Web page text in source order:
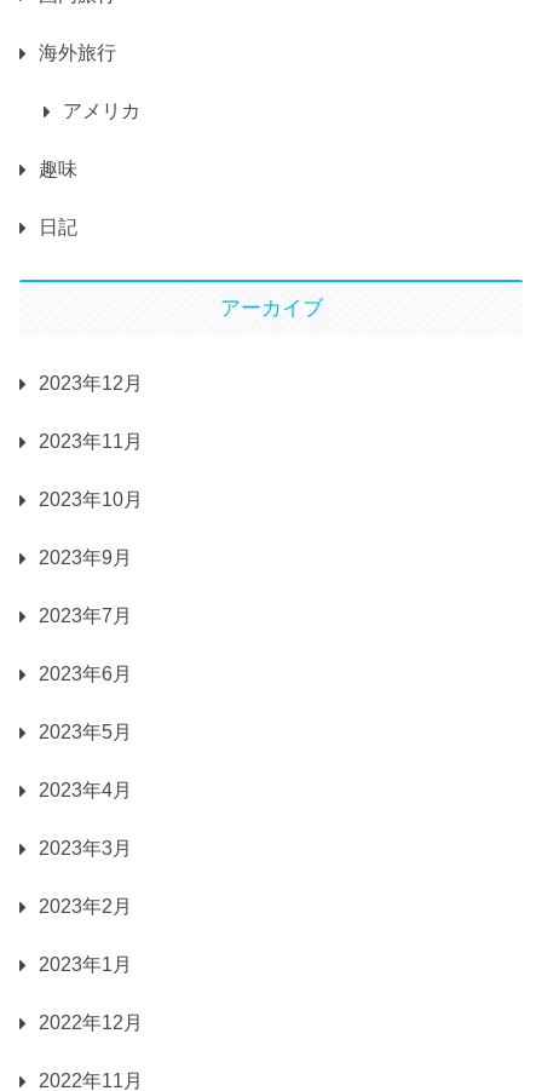
海外旅行
アメリカ
趣味
日記
アーカイブ
2023年12月
2023年11月
2023年10月
2023年9月
2023年7月
2023年6月
2023年5月
2023年4月
2023年3月
2023年2月
2023年1月
2022年12月
2022年11月